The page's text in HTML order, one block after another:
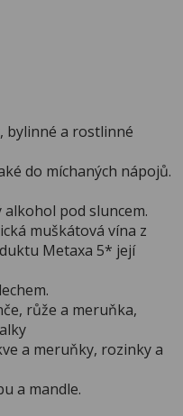
bylinné a rostlinné
do míchaných nápojů.
pod sluncem.
muškátová vína z
Metaxa 5* její
růže a meruňka,
a meruňky, rozinky a
a mandle.